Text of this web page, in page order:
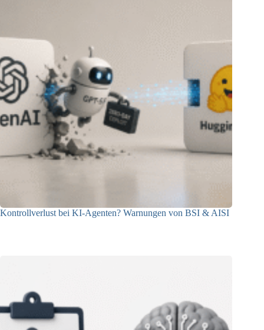
Kontrollverlust bei KI-Agenten? Warnungen von BSI & AISI